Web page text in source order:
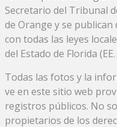
Secretario del Tribunal
de Orange y se publican
con todas las leyes
del Estado de Florida (EE.
Todas las fotos y la
ve en este sitio web
registros públicos. No
propietarios de los